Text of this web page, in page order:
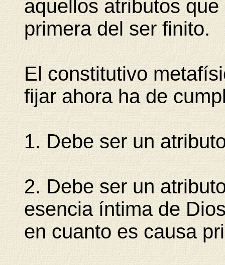
aquellos atributos
primera del ser finito.
El constitutivo
fijar ahora ha de
1. Debe ser un
2. Debe ser un
esencia íntima de
en cuanto es causa